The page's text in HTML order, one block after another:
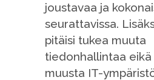
joustavaa ja
seurattavissa.
pitäisi tukea muuta
tiedonhallintaa
muusta IT-